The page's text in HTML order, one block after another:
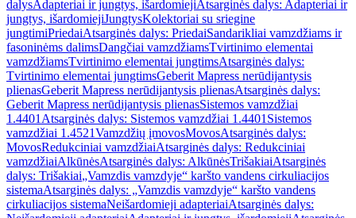
dalysAdapteriai ir jungtys, išardomiejiAtsarginės dalys: Adapteriai ir
jungtys, išardomiejiJungtysKolektoriai su sriegine
jungtimiPriedaiAtsarginės dalys: PriedaiSandarikliai vamzdžiams ir
fasoninėms dalimsDangčiai vamzdžiamsTvirtinimo elementai
vamzdžiamsTvirtinimo elementai jungtimsAtsarginės dalys:
Tvirtinimo elementai jungtimsGeberit Mapress nerūdijantysis
plienasGeberit Mapress nerūdijantysis plienasAtsarginės dalys:
Geberit Mapress nerūdijantysis plienasSistemos vamzdžiai
1.4401 Atsarginės dalys: Sistemos vamzdžiai 1.4401 Sistemos
vamzdžiai 1.4521Vamzdžių įmovosMovosAtsarginės dalys:
MovosRedukciniai vamzdžiaiAtsarginės dalys: Redukciniai
vamzdžiaiAlkūnėsAtsarginės dalys: AlkūnėsTrišakiaiAtsarginės
dalys: Trišakiai„Vamzdis vamzdyje“ karšto vandens cirkuliacijos
sistemaAtsarginės dalys: „Vamzdis vamzdyje“ karšto vandens
cirkuliacijos sistemaNeišardomieji adapteriaiAtsarginės dalys: